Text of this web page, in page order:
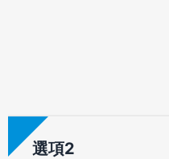
選項